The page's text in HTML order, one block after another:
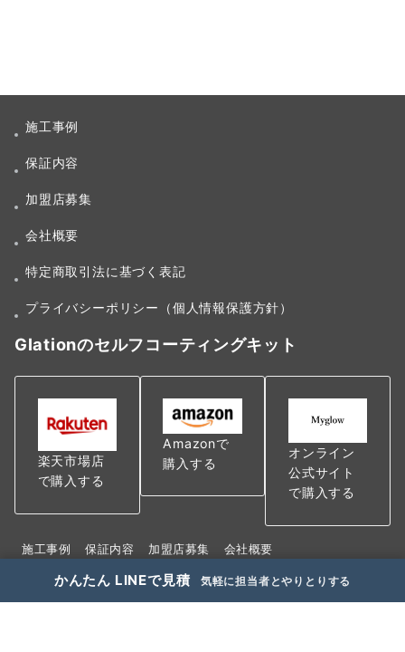
施工事例
保証内容
加盟店募集
会社概要
特定商取引法に基づく表記
プライバシーポリシー（個人情報保護方針）
Glationのセルフコーティングキット
楽天市場店
で購入する
Amazonで
購入する
オンライン
公式サイト
で購入する
施工事例 保証内容 加盟店募集
会社概要
特定商取引法に基づく表記
プライバシーポリシー（個人情報保護方針）
かんたん LINEで見積 気軽に担当者とやりとりする